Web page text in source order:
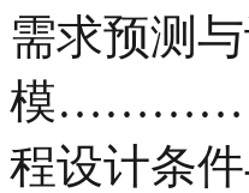
需求预测
模
程设计条